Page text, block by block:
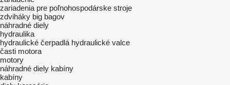
zariadenia pre poľnohospodárske stroje
zdviháky big bagov
náhradné diely
hydraulika
hydraulické čerpadlá hydraulické valce
časti motora
motory
náhradné diely kabíny
kabíny